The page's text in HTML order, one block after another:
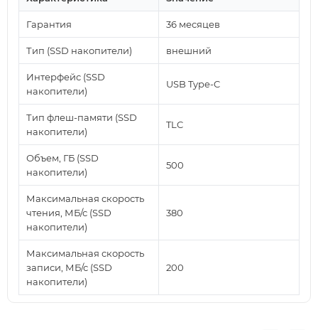
Гарантия 36 месяцев
Тип (SSD накопители) внешний
Интерфейс (SSD
накопители)
USB Type-C
Тип флеш-памяти (SSD
накопители)
TLC
Объем, ГБ (SSD
накопители)
500
Максимальная скорость
чтения, МБ/с (SSD
накопители)
380
Максимальная скорость
записи, МБ/с (SSD
накопители)
200